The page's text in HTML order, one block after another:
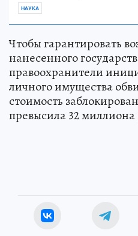
НАУКА
Чтобы гарантировать
нанесенного
правоохранители
личного имущества
стоимость
превысила 32 миллиона